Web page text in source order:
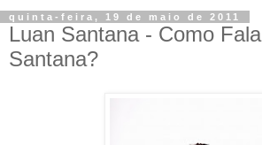
quinta-feira, 19 de maio de 2011
Luan Santana - Como
Santana?